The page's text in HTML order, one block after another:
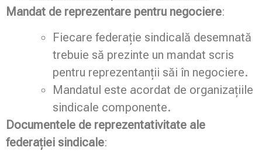
Mandat de reprezentare pentru negociere:
Fiecare federație sindicală desemnată
trebuie să prezinte un mandat scris
pentru reprezentanții săi în negociere.
Mandatul este acordat de organizațiile
sindicale componente.
Documentele de reprezentativitate ale
federației sindicale: